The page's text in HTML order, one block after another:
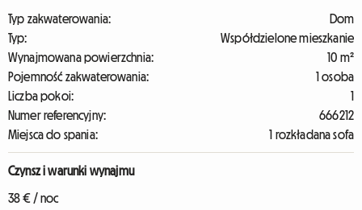
Typ zakwaterowania:
Dom
Typ:
Współdzielone mieszkanie
Wynajmowana powierzchnia:
10 m²
Pojemność zakwaterowania:
1 osoba
Liczba pokoi:
1
Numer referencyjny:
666212
Miejsca do spania:
1 rozkładana sofa
Czynsz i warunki wynajmu
38 € / noc